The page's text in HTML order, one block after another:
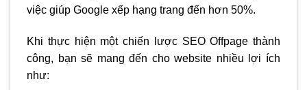
việc giúp Google xếp hạng trang đến hơn 50%.
Khi thực hiện một chiến lược SEO Offpage thành
công, bạn sẽ mang đến cho website nhiều lợi ích
như: